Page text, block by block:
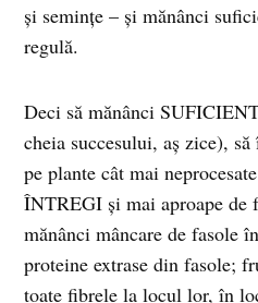
și semințe – și mănânci
regulă.
Deci să mănânci
cheia succesului, aș zice),
pe plante cât mai
ÎNTREGI și mai aproape de
mănânci mâncare de fasole
proteine extrase din fasole;
toate fibrele la locul lor, în